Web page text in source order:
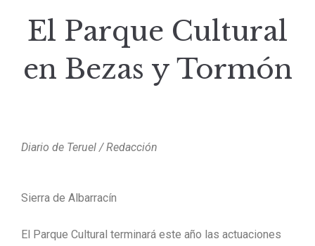
El Parque Cultural
en Bezas y Tormón
Diario de Teruel / Redacción
Sierra de Albarracín
El Parque Cultural terminará este año las actuaciones